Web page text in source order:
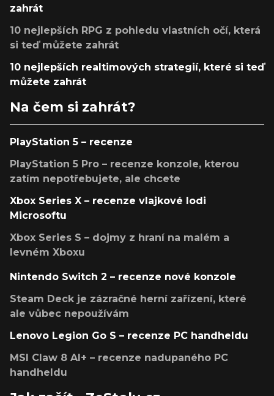
zahrát
10 nejlepších RPG z pohledu vlastních očí, která
si teď můžete zahrát
10 nejlepších realtimových strategií, které si teď
můžete zahrát
Na čem si zahrát?
PlayStation 5 – recenze
PlayStation 5 Pro – recenze konzole, kterou
zatím nepotřebujete, ale chcete
Xbox Series X – recenze vlajkové lodi
Microsoftu
Xbox Series S – dojmy z hraní na malém a
levném Xboxu
Nintendo Switch 2 – recenze nové konzole
Steam Deck je zázračné herní zařízení, které
ale vůbec nepoužívám
Lenovo Legion Go S – recenze PC handheldu
MSI Claw 8 AI+ – recenze nadupaného PC
handheldu